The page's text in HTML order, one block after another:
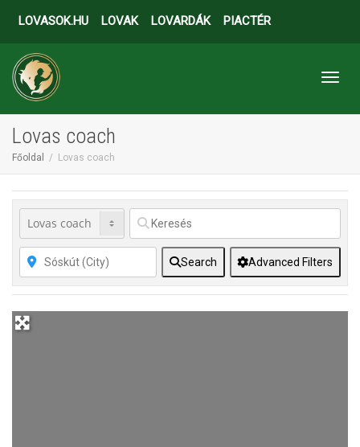
LOVASOK.HU LOVAK LOVARDÁK PIACTÉR
Lovas coach
Főoldal Lovas coach
Search Advanced Filters